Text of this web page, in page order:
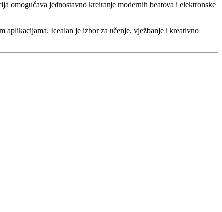
omogućava jednostavno kreiranje modernih beatova i elektronske
aplikacijama. Idealan je izbor za učenje, vježbanje i kreativno